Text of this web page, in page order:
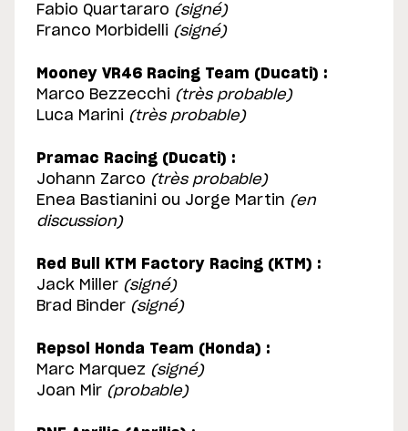
Fabio Quartararo (signé)
Franco Morbidelli (signé)
Mooney VR46 Racing Team (Ducati) :
Marco Bezzecchi (très probable)
Luca Marini (très probable)
Pramac Racing (Ducati) :
Johann Zarco (très probable)
Enea Bastianini ou Jorge Martin (en
discussion)
Red Bull KTM Factory Racing (KTM) :
Jack Miller (signé)
Brad Binder (signé)
Repsol Honda Team (Honda) :
Marc Marquez (signé)
Joan Mir (probable)